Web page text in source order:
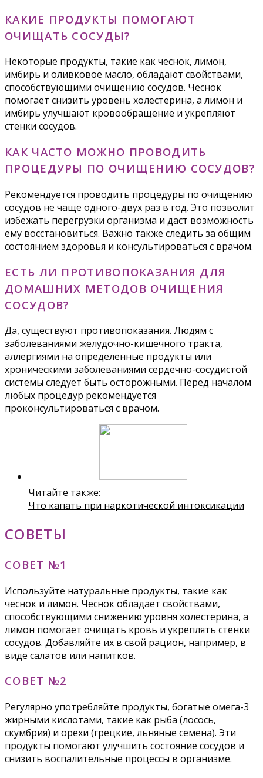
КАКИЕ ПРОДУКТЫ ПОМОГАЮТ
ОЧИЩАТЬ СОСУДЫ?
Некоторые продукты, такие как чеснок, лимон,
имбирь и оливковое масло, обладают свойствами,
способствующими очищению сосудов. Чеснок
помогает снизить уровень холестерина, а лимон и
имбирь улучшают кровообращение и укрепляют
стенки сосудов.
КАК ЧАСТО МОЖНО ПРОВОДИТЬ
ПРОЦЕДУРЫ ПО ОЧИЩЕНИЮ СОСУДОВ?
Рекомендуется проводить процедуры по очищению
сосудов не чаще одного-двух раз в год. Это позволит
избежать перегрузки организма и даст возможность
ему восстановиться. Важно также следить за общим
состоянием здоровья и консультироваться с врачом.
ЕСТЬ ЛИ ПРОТИВОПОКАЗАНИЯ ДЛЯ
ДОМАШНИХ МЕТОДОВ ОЧИЩЕНИЯ
СОСУДОВ?
Да, существуют противопоказания. Людям с
заболеваниями желудочно-кишечного тракта,
аллергиями на определенные продукты или
хроническими заболеваниями сердечно-сосудистой
системы следует быть осторожными. Перед началом
любых процедур рекомендуется
проконсультироваться с врачом.
Читайте также:
Что капать при наркотической интоксикации
СОВЕТЫ
СОВЕТ №1
Используйте натуральные продукты, такие как
чеснок и лимон. Чеснок обладает свойствами,
способствующими снижению уровня холестерина, а
лимон помогает очищать кровь и укреплять стенки
сосудов. Добавляйте их в свой рацион, например, в
виде салатов или напитков.
СОВЕТ №2
Регулярно употребляйте продукты, богатые омега-3
жирными кислотами, такие как рыба (лосось,
скумбрия) и орехи (грецкие, льняные семена). Эти
продукты помогают улучшить состояние сосудов и
снизить воспалительные процессы в организме.